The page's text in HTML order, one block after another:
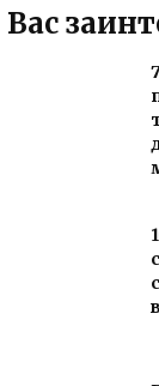
Вас